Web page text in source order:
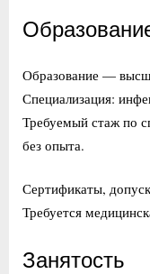
Образование —
Специализация:
Требуемый стаж по
без опыта.
Сертификаты,
Требуется
Занятость